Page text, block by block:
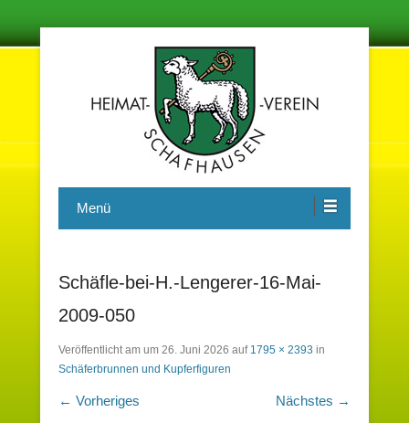
Heimatverein Schafhausen e.V.
Menü
Schäfle-bei-H.-Lengerer-16-Mai-
2009-050
Veröffentlicht am um 26. Juni 2026 auf 1795 × 2393 in
Schäferbrunnen und Kupferfiguren
← Vorheriges Nächstes →